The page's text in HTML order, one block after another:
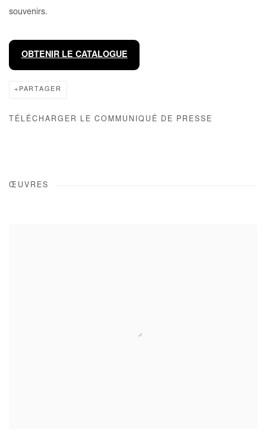
souvenirs.
OBTENIR LE CATALOGUE
PARTAGER
TÉLÉCHARGER LE COMMUNIQUÉ DE PRESSE
ŒUVRES